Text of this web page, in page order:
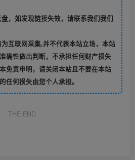
，如发现链接失效，请联系我们我们
互联网采集,并不代表本站立场，本站
确性做出判断，不承担任何财产损失
免责申明，请关闭本站且不要在本站
任何损失由您个人承担。
THE END